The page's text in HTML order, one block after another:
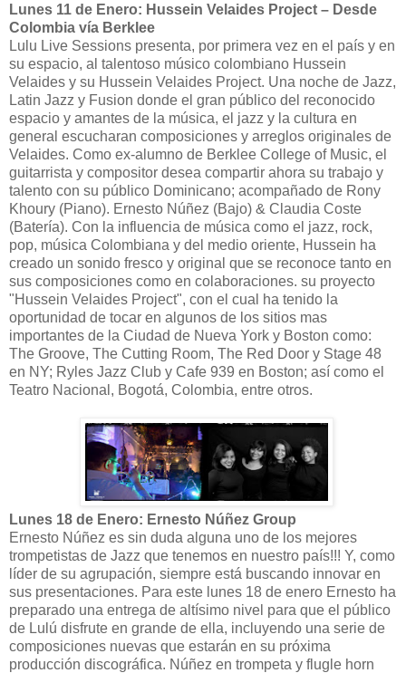
Lunes 11 de Enero: Hussein Velaides Project – Desde
Colombia vía Berklee
Lulu Live Sessions presenta, por primera vez en el país y en
su espacio, al talentoso músico colombiano Hussein
Velaides y su Hussein Velaides Project. Una noche de Jazz,
Latin Jazz y Fusion donde el gran público del reconocido
espacio y amantes de la música, el jazz y la cultura en
general escucharan composiciones y arreglos originales de
Velaides. Como ex-alumno de Berklee College of Music, el
guitarrista y compositor desea compartir ahora su trabajo y
talento con su público Dominicano; acompañado de Rony
Khoury (Piano). Ernesto Núñez (Bajo) & Claudia Coste
(Batería). Con la influencia de música como el jazz, rock,
pop, música Colombiana y del medio oriente, Hussein ha
creado un sonido fresco y original que se reconoce tanto en
sus composiciones como en colaboraciones. su proyecto
"Hussein Velaides Project", con el cual ha tenido la
oportunidad de tocar en algunos de los sitios mas
importantes de la Ciudad de Nueva York y Boston como:
The Groove, The Cutting Room, The Red Door y Stage 48
en NY; Ryles Jazz Club y Cafe 939 en Boston; así como el
Teatro Nacional, Bogotá, Colombia, entre otros.
Lunes 18 de Enero: Ernesto Núñez Group
Ernesto Núñez es sin duda alguna uno de los mejores
trompetistas de Jazz que tenemos en nuestro país!!! Y, como
líder de su agrupación, siempre está buscando innovar en
sus presentaciones. Para este lunes 18 de enero Ernesto ha
preparado una entrega de altísimo nivel para que el público
de Lulú disfrute en grande de ella, incluyendo una serie de
composiciones nuevas que estarán en su próxima
producción discográfica. Núñez en trompeta y flugle horn